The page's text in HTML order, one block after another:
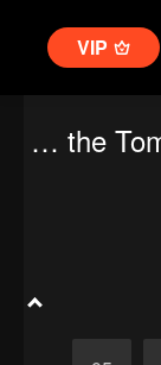
VIP
Candle in the Tomb: The Worm Valley